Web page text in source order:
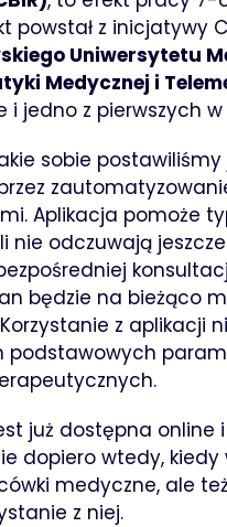
powstał z inicjatywy C
Uniwersytetu
Medycznej i
i jedno z pierwszych w
sobie
Aplikacja pomoże
nie odczuwają
będzie na bieżąco
Korzystanie z
podstawowych
już dostępna online
dopiero wtedy,
medyczne, ale
z niej.